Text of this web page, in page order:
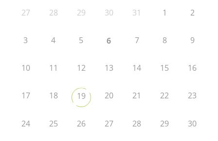
27 28 29 30 31 1 2
3 4 5 6 7 8 9
10 11 12 13 14 15 16
17 18 19 20 21 22 23
24 25 26 27 28 29 30